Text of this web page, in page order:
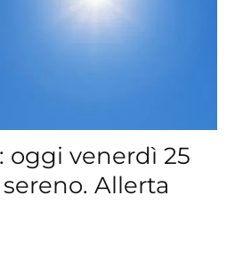
oggi venerdì 25
Allerta